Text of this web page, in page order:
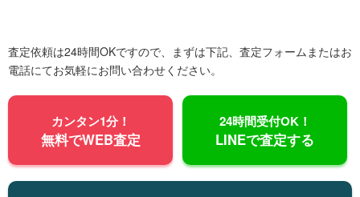
査定依頼は24時間OKですので、まずは下記、査定フォームまたはお
電話にてお気軽にお問い合わせください。
カンタン1分！
無料でWEB査定
24時間受付OK！
LINEで査定する